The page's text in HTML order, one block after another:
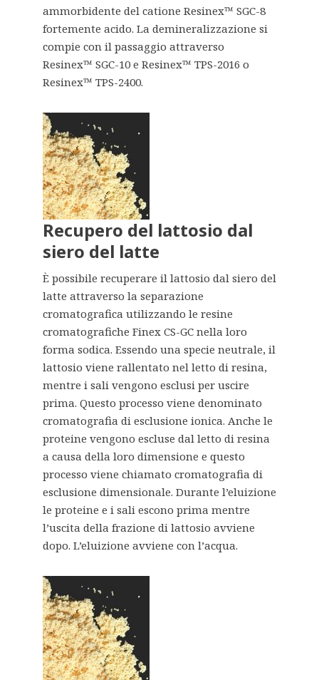
ammorbidente del catione Resinex™ SGC-8
fortemente acido. La demineralizzazione si
compie con il passaggio attraverso
Resinex™ SGC-10 e Resinex™ TPS-2016 o
Resinex™ TPS-2400.
Recupero del lattosio dal
siero del latte
È possibile recuperare il lattosio dal siero del
latte attraverso la separazione
cromatografica utilizzando le resine
cromatografiche Finex CS-GC nella loro
forma sodica. Essendo una specie neutrale, il
lattosio viene rallentato nel letto di resina,
mentre i sali vengono esclusi per uscire
prima. Questo processo viene denominato
cromatografia di esclusione ionica. Anche le
proteine vengono escluse dal letto di resina
a causa della loro dimensione e questo
processo viene chiamato cromatografia di
esclusione dimensionale. Durante l’eluizione
le proteine e i sali escono prima mentre
l’uscita della frazione di lattosio avviene
dopo. L’eluizione avviene con l’acqua.